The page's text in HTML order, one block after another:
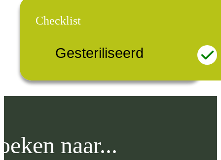
Checklist
Gesteriliseerd
naar...